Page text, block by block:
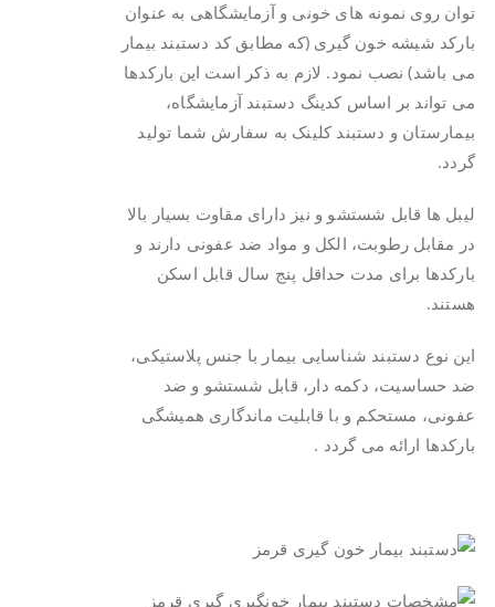
توان روی نمونه های خونی و آزمایشگاهی به عنوان
بارکد شیشه خون گیری (که مطابق کد دستبند بیمار
می باشد) نصب نمود. لازم به ذکر است این بارکدها
می تواند بر اساس کدینگ دستبند آزمایشگاه،
بیمارستان و دستبند کلینک به سفارش شما تولید
گردد.
لیبل ها قابل شستشو و نیز دارای مقاوت بسیار بالا
در مقابل رطوبت، الکل و مواد ضد عفونی دارند و
بارکدها برای مدت حداقل پنج سال قابل اسکن
هستند.
این نوع دستبند شناسایی بیمار با جنس پلاستیکی،
ضد حساسیت، دکمه دار، قابل شستشو و ضد
عفونی، مستحکم و با قابلیت ماندگاری همیشگی
بارکدها ارائه می گردد .